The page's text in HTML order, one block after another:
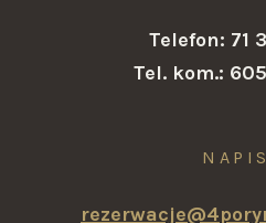
Telefon: 71
Tel. kom.: